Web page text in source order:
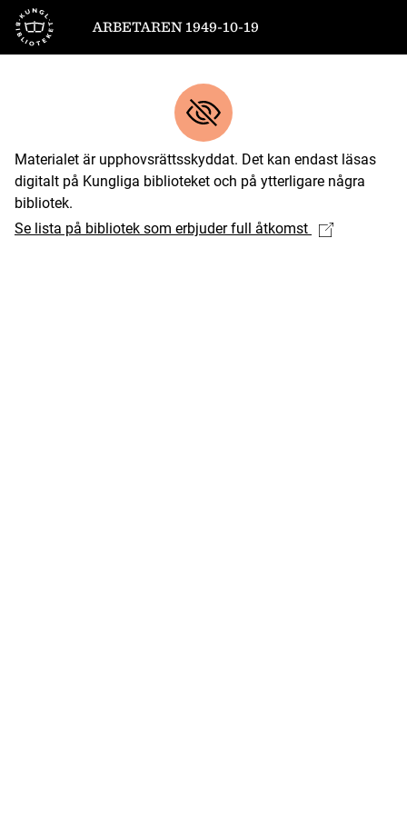
Till startsidan
ARBETAREN 1949-10-19
Materialet är upphovsrättsskyddat. Det kan endast läsas
digitalt på Kungliga biblioteket och på ytterligare några
bibliotek.
Se lista på bibliotek som erbjuder full åtkomst